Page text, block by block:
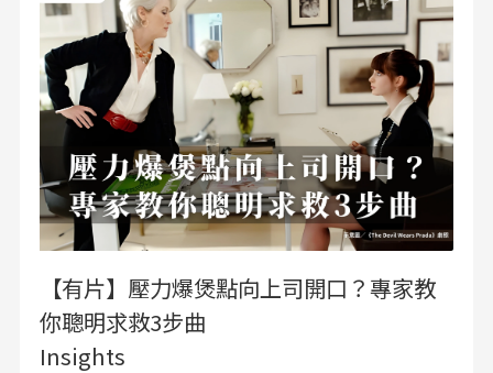
【有片】壓力爆煲點向上司開口？專家教
你聰明求救3步曲
Insights